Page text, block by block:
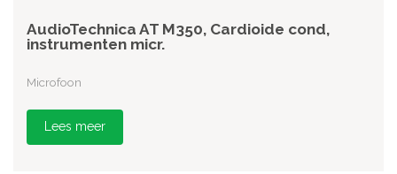
AudioTechnica AT M350, Cardioide cond,
instrumenten micr.
Microfoon
Lees meer